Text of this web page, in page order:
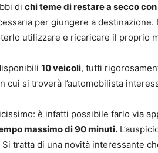
di chi teme di restare a secco
per giungere a
utilizzare e ricaricare il proprio
10 veicoli, tutti
cui si troverà l’automobilista
è infatti possibile farlo via
massimo di 90 minuti.
tratta di una novità interessante